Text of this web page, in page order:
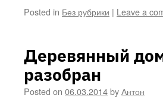
Posted in Без рубрики | Leave a
Деревянный
разобран
Posted on 06.03.2014byАнтон